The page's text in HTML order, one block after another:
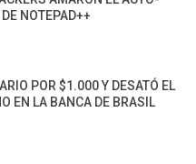
NOTEPAD++
POR $1.000 Y DESATÓ EL
EN LA BANCA DE BRASIL